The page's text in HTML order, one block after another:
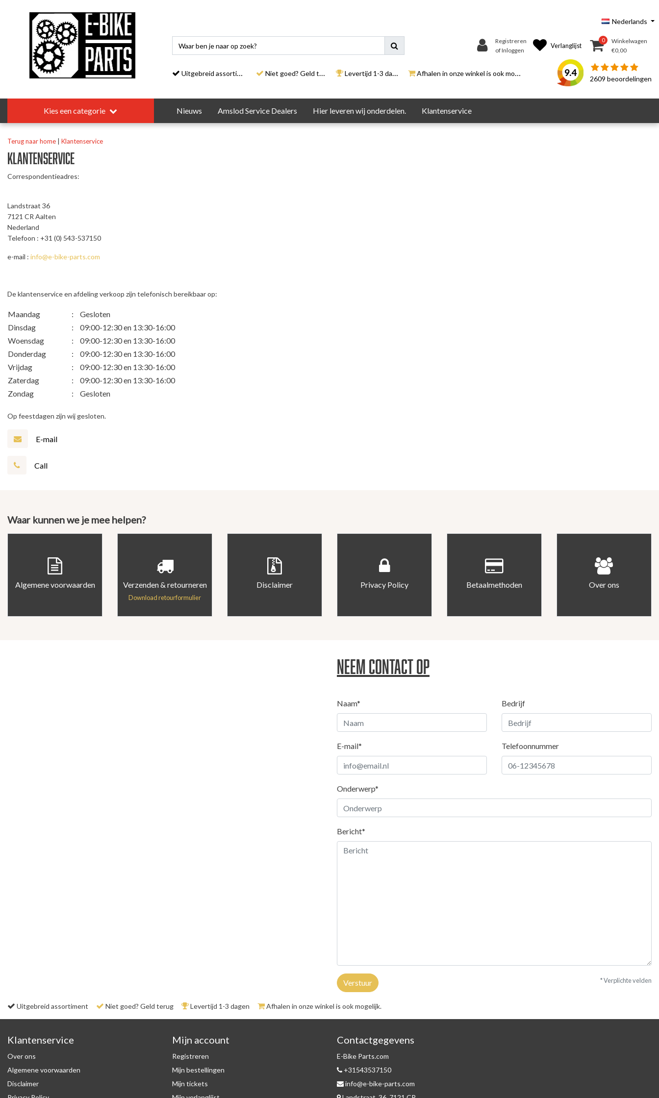
Nederlands
Registreren
of Inloggen
Verlanglijst
0
Winkelwagen
€0,00
Uitgebreid assortiment Niet goed? Geld terug Levertijd 1-3 dagen Afhalen in onze winkel is ook mogelijk. 9.4
2609 beoordelingen
Kies een categorie Nieuws Amslod Service Dealers Hier leveren wij onderdelen. Klantenservice
Terug naar home Klantenservice
Klantenservice
Correspondentieadres:
Landstraat 36
7121 CR Aalten
Nederland
Telefoon : +31 (0) 543-537150
e-mail : info@e-bike-parts.com
De klantenservice en afdeling verkoop zijn telefonisch bereikbaar op:
Maandag :
Gesloten
Dinsdag
:
09:00-12:30 en 13:30-16:00
Woensdag
:
09:00-12:30 en 13:30-16:00
Donderdag
:
09:00-12:30 en 13:30-16:00
Vrijdag
:
09:00-12:30 en 13:30-16:00
Zaterdag
:
09:00-12:30 en 13:30-16:00
Zondag
: Gesloten
Op feestdagen zijn wij gesloten.
E-mail
Call
Waar kunnen we je mee helpen?
Algemene voorwaarden Verzenden & retourneren
Download retourformulier
Disclaimer Privacy Policy Betaalmethoden Over ons
Neem contact op
Naam* Bedrijf
E-mail* Telefoonnummer
Onderwerp*
Bericht*
Verstuur * Verplichte velden
Uitgebreid assortiment Niet goed? Geld terug Levertijd 1-3 dagen Afhalen in onze winkel is ook mogelijk.
Klantenservice
Over ons
Algemene voorwaarden
Disclaimer
Mijn account
Registreren
Mijn bestellingen
Mijn tickets
Contactgegevens
E-Bike Parts.com
+31543537150
info@e-bike-parts.com